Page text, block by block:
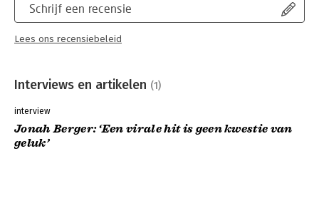
Schrijf een recensie
Lees ons recensiebeleid
Interviews en artikelen (1)
interview
Jonah Berger: ‘Een virale hit is geen kwestie van
geluk’